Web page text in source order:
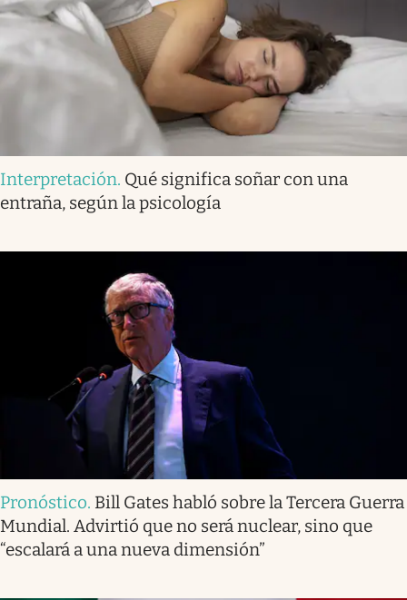
Interpretación. Qué significa soñar con una
entraña, según la psicología
Pronóstico. Bill Gates habló sobre la Tercera Guerra
Mundial. Advirtió que no será nuclear, sino que
“escalará a una nueva dimensión”